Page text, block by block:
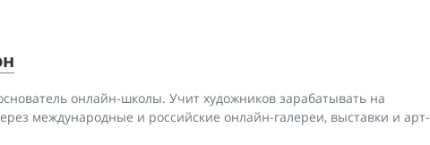
онлайн-школы. Учит художников зарабатывать на
международные и российские онлайн-галереи, выставки и арт-